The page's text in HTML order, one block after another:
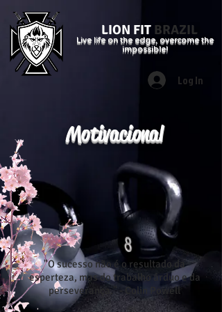
LION FIT BRAZIL
Live life on the edge, overcome the
impossible!
Log In
Motivacional
"O sucesso não é o resultado da
esperteza, mas do trabalho árduo e da
perseverança." - Colin Powell